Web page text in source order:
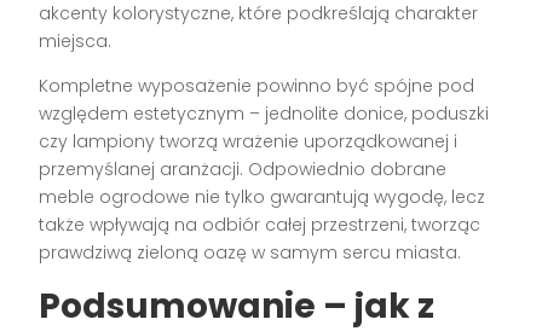
akcenty kolorystyczne, które podkreślają charakter
miejsca.
Kompletne wyposażenie powinno być spójne pod
względem estetycznym – jednolite donice, poduszki
czy lampiony tworzą wrażenie uporządkowanej i
przemyślanej aranżacji. Odpowiednio dobrane
meble ogrodowe nie tylko gwarantują wygodę, lecz
także wpływają na odbiór całej przestrzeni, tworząc
prawdziwą zieloną oazę w samym sercu miasta.
Podsumowanie – jak z